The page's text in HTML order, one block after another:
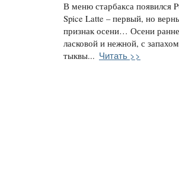
В меню старбакса появился
Spice Latte – первый, но
признак осени… Осени
ласковой и нежной, с
тыквы... Читать >>